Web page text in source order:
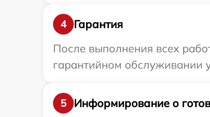
4
Гарантия
После выполнения всех
гарантийном обслуживании
5
Информирование о